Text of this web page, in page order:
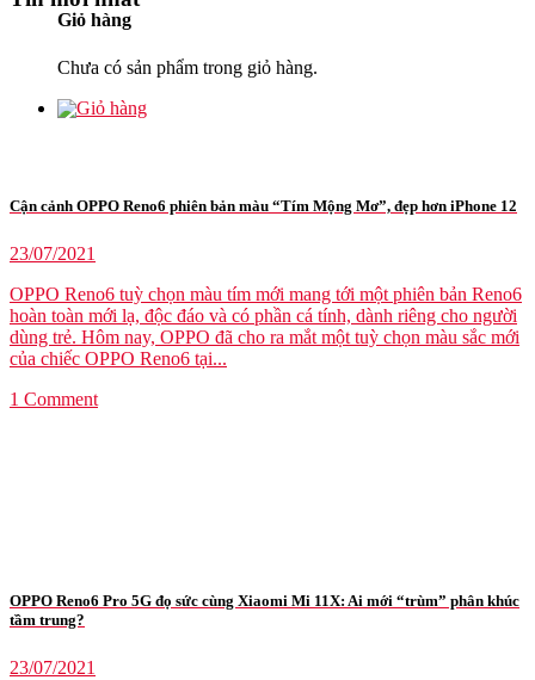
Giỏ hàng
Chưa có sản phẩm trong giỏ hàng.
Cận cảnh OPPO Reno6 phiên bản màu “Tím Mộng Mơ”, đẹp hơn iPhone 12
23/07/2021
OPPO Reno6 tuỳ chọn màu tím mới mang tới một phiên bản Reno6
hoàn toàn mới lạ, độc đáo và có phần cá tính, dành riêng cho người
dùng trẻ. Hôm nay, OPPO đã cho ra mắt một tuỳ chọn màu sắc mới
của chiếc OPPO Reno6 tại...
1 Comment
OPPO Reno6 Pro 5G đọ sức cùng Xiaomi Mi 11X: Ai mới “trùm” phân khúc
tầm trung?
23/07/2021